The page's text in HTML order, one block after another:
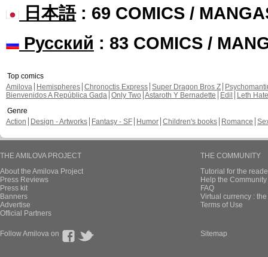
日本語: 69 COMICS /
Русский : 83 COMICS /
Top comics
Amilova
Hemispheres Chronoctis Express Super Dragon Bros Z
Bienvenidos A República Gada Only Two Astaroth Y Bernadette Edil
Leth Hate
Genre
Action
Design - Artworks Fantasy - SF Humor Children's books Romance
THE AMILOVA PROJECT
About the Amilova Project
Press Reviews
Press kit
Banners
Advertise
Official Partners
THE COMMUNITY
Tutorial for the
Help the
FAQ
Virtual currency :
Terms of Use
Follow Amilova on Sitemap